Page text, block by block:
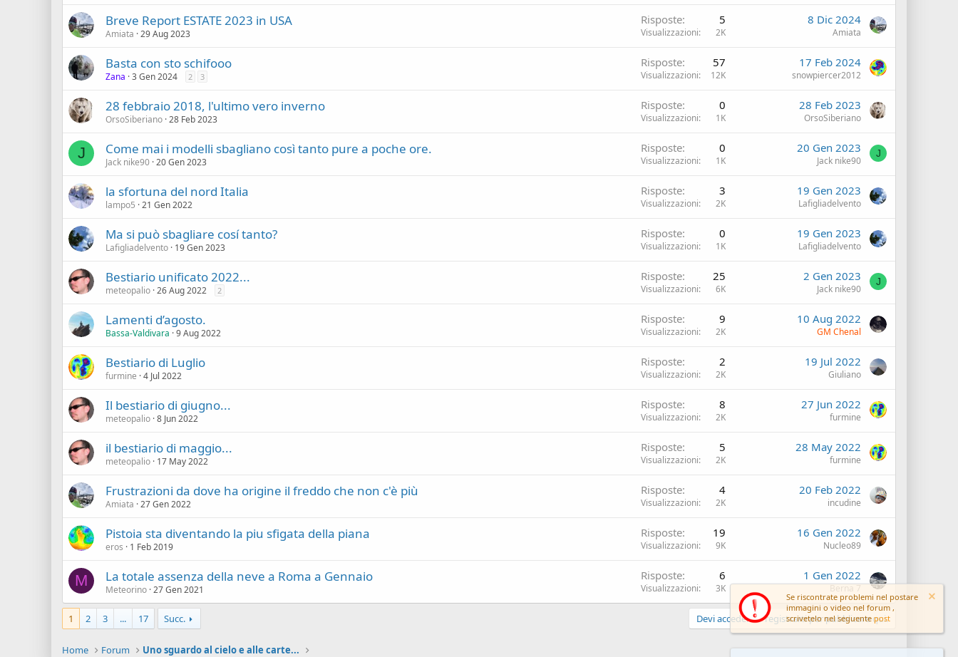
Breve Report ESTATE 2023 in USA
Amiata 29 Aug 2023
Risposte 5
Visualizzazioni 2K
8 Dic 2024
Amiata
Basta con sto schifooo
Zana 3 Gen 2024 2 3
Risposte 57
Visualizzazioni 12K
17 Feb 2024
snowpiercer2012
28 febbraio 2018, l'ultimo vero inverno
OrsoSiberiano 28 Feb 2023
Risposte 0
Visualizzazioni 1K
28 Feb 2023
OrsoSiberiano
J Come mai i modelli sbagliano così tanto pure a poche ore.
Jack nike90 20 Gen 2023
Risposte 0
Visualizzazioni 1K
20 Gen 2023
Jack nike90
J
la sfortuna del nord Italia
lampo5 21 Gen 2022
Risposte 3
Visualizzazioni 2K
19 Gen 2023
Lafigliadelvento
Ma si può sbagliare cosí tanto?
Lafigliadelvento 19 Gen 2023
Risposte 0
Visualizzazioni 1K
19 Gen 2023
Lafigliadelvento
Bestiario unificato 2022...
meteopalio 26 Aug 2022 2
Risposte 25
Visualizzazioni 6K
2 Gen 2023
Jack nike90
J
Lamenti d’agosto.
Bassa-Valdivara 9 Aug 2022
Risposte 9
Visualizzazioni 2K
10 Aug 2022
GM Chenal
Bestiario di Luglio
furmine 4 Jul 2022
Risposte 2
Visualizzazioni 2K
19 Jul 2022
Giuliano
Il bestiario di giugno...
meteopalio 8 Jun 2022
Risposte 8
Visualizzazioni 2K
27 Jun 2022
furmine
il bestiario di maggio...
meteopalio 17 May 2022
Risposte 5
Visualizzazioni 2K
28 May 2022
furmine
Frustrazioni da dove ha origine il freddo che non c'è più
Amiata 27 Gen 2022
Risposte 4
Visualizzazioni 2K
20 Feb 2022
incudine
Pistoia sta diventando la piu sfigata della piana
eros 1 Feb 2019
Risposte 19
Visualizzazioni 9K
16 Gen 2022
Nucleo89
M La totale assenza della neve a Roma a Gennaio
Meteorino 27 Gen 2021
Risposte 6
Visualizzazioni 3K
1 Gen 2022
Berna 7
1 2 3 ... 17 Succ. Devi accedere o registrarti per pubblicare qui.
Home Forum Uno sguardo al cielo e alle carte...
Se riscontrate problemi nel postare
immagini o video nel forum ,
scrivetelo nel seguentepost